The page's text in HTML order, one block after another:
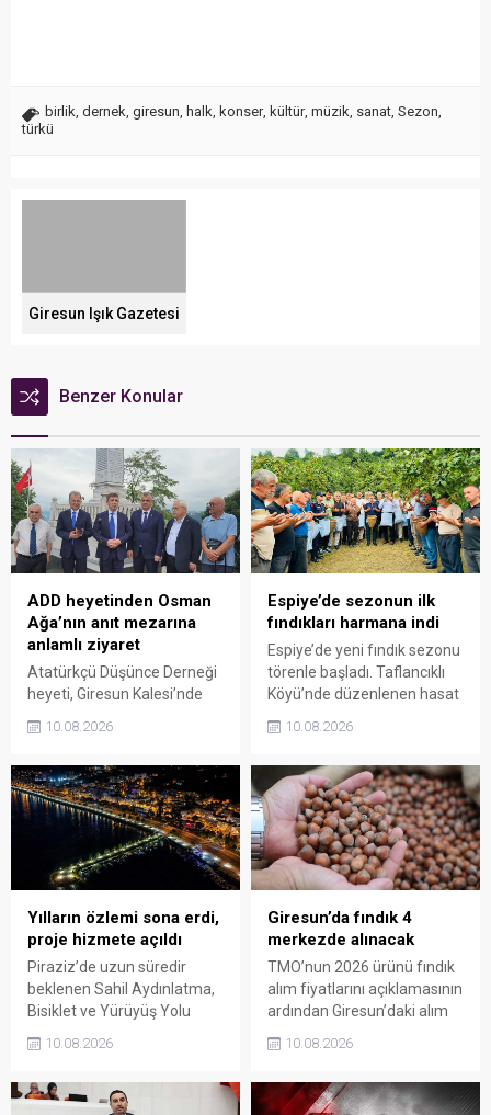
birlik, dernek, giresun, halk, konser, kültür, müzik, sanat, Sezon,
türkü
Giresun Işık Gazetesi
Benzer Konular
ADD heyetinden Osman
Ağa’nın anıt mezarına
anlamlı ziyaret
Atatürkçü Düşünce Derneği
heyeti, Giresun Kalesi’nde
Ağa’nın anıt mezarını
47. Gönüllü Giresun
Alaylarının Millî Mücadele’de
üstlendiği kritik rol ve
Giresun’un bağımsızlık
uğruna ödediği ağır bedel bir
kez daha gündeme taşındı.
10.08.2026
Espiye’de sezonun ilk
fındıkları harmana indi
Espiye’de yeni fındık sezonu
törenle başladı. Taflancıklı
Köyü’nde düzenlenen hasat
bahçeye girerken, sezonun
horon eşliğinde toplanarak
harmana döküldü.
10.08.2026
Yılların özlemi sona erdi,
proje hizmete açıldı
Piraziz’de uzun süredir
beklenen Sahil Aydınlatma,
Bisiklet ve Yürüyüş Yolu
açıldı. Yoğun katılımla
şeridine yeni bir kimlik
10.08.2026
Giresun’da fındık 4
merkezde alınacak
TMO’nun 2026 ürünü fındık
alım fiyatlarını açıklamasının
ardından Giresun’daki alım
Üreticiler, 17 Ağustos’ta
üzerinden gün alarak 24
10.08.2026